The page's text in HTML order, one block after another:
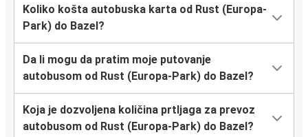
Koliko košta autobuska karta od Rust (Europa-
Park) do Bazel?
Da li mogu da pratim moje putovanje
autobusom od Rust (Europa-Park) do Bazel?
Koja je dozvoljena količina prtljaga za prevoz
autobusom od Rust (Europa-Park) do Bazel?